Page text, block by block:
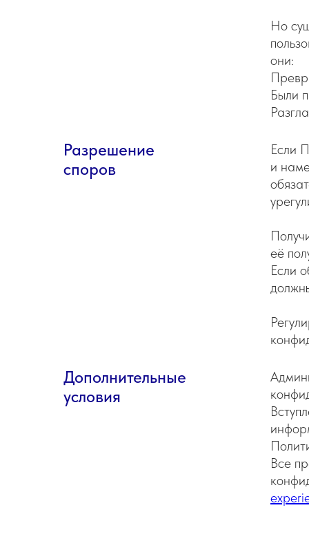
Но
они:
Были
Разрешение
споров
Если
и
её
Если
Дополнительные
условия
Все